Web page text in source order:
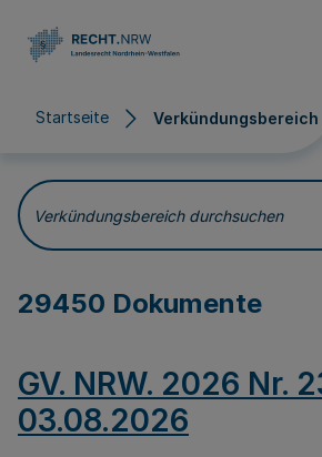
Startseite Verkündungsbereich
Verkündungsbereich durchsuchen
29450 Dokumente
GV. NRW. 2026 Nr.
03.08.2026